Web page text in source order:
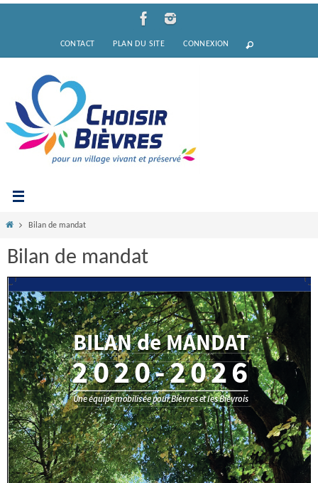
CONTACT PLAN DU SITE CONNEXION
HomeBilan de mandat
Bilan de mandat